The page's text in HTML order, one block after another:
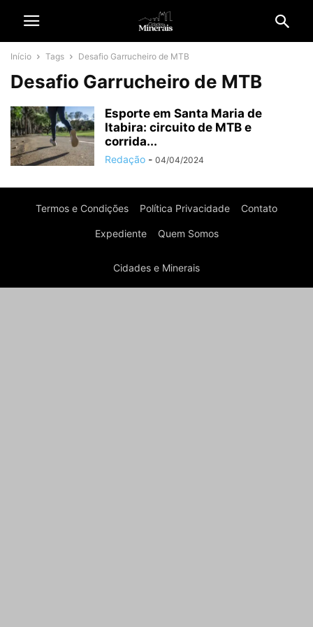
Início Tags Desafio Garrucheiro de MTB
Desafio Garrucheiro de MTB
Esporte em Santa Maria de
Itabira: circuito de MTB e
corrida...
Redação - 04/04/2024
Termos e Condições Política Privacidade Contato
Expediente Quem Somos
Cidades e Minerais